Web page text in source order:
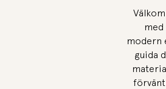
modern
guida